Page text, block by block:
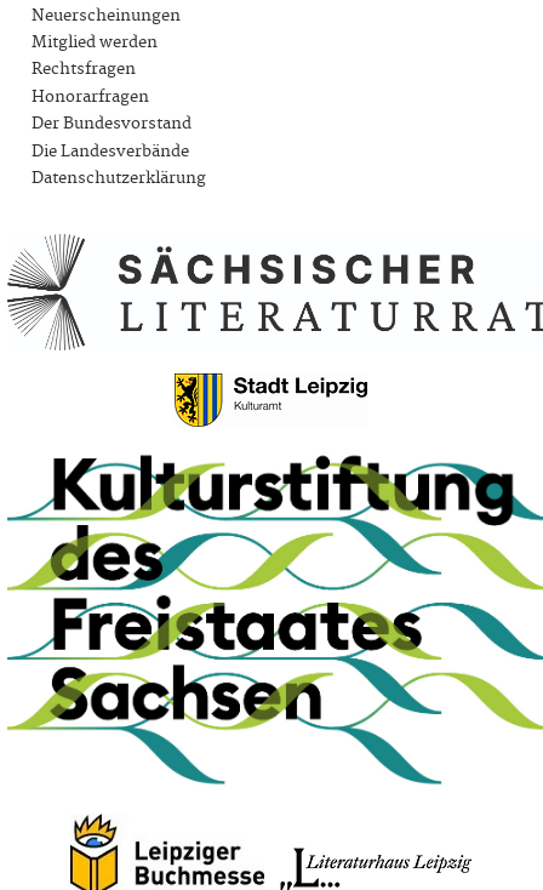
Neuerscheinungen
Mitglied werden
Rechtsfragen
Honorarfragen
Der Bundesvorstand
Die Landesverbände
Datenschutzerklärung